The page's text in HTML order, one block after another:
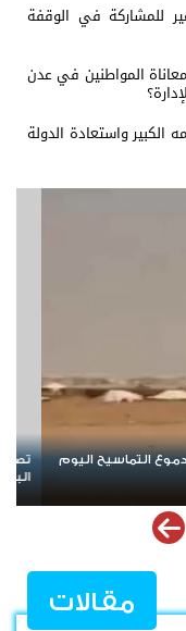
للمشاركة في الوقفة
المواطنين في عدن
الكبير واستعادة الدولة
يخلط الأوراق ويعيد
مقالات